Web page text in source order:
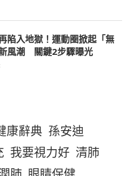
陷入地獄！運動圈掀起「無
風潮 關鍵2步驟曝光
康辭典 孫安迪
我要視力好 清肺